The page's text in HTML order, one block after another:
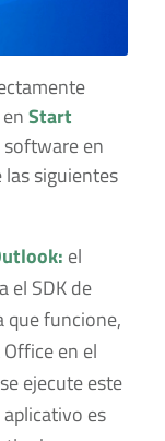
Start
software en
siguientes
el
el SDK de
que funcione,
en el
ejecute este
es